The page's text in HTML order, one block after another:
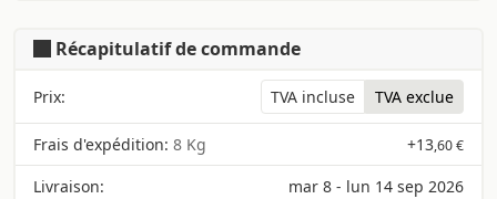
Récapitulatif de commande
Prix: TVA incluse TVA exclue
Frais d'expédition: 8 Kg +13,60 €
Livraison: mar 8 - lun 14 sep 2026